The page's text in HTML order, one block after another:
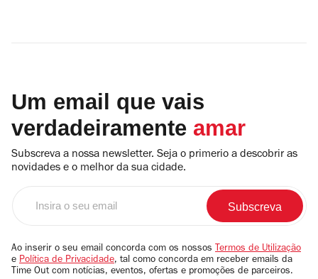
Um email que vais
verdadeiramente amar
Subscreva a nossa newsletter. Seja o primerio a descobrir as
novidades e o melhor da sua cidade.
email
Ao inserir o seu email concorda com os nossos Termos de Utilização
e Política de Privacidade, tal como concorda em receber emails da
Time Out com notícias, eventos, ofertas e promoções de parceiros.